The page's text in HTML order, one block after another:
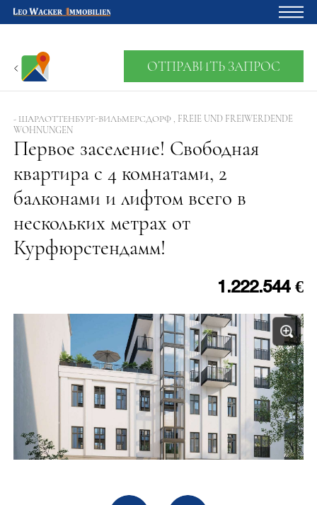
Главная
Владельцам
О нас
Девелопмент
Кредитный калькулятор
Контакты
Отзыв
ОТПРАВИТЬ ЗАПРОС
- ШАРЛОТТЕНБУРГ-ВИЛЬМЕРСДОРФ , FREIE UND FREIWERDENDE
WOHNUNGEN
Первое заселение! Свободная
квартира с 4 комнатами, 2
балконами и лифтом всего в
нескольких метрах от
Курфюрстендамм!
1.222.544 €